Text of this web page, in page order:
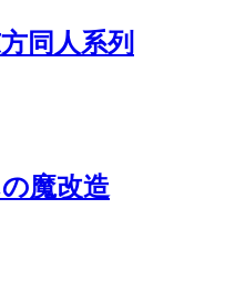
同人系列
魔改造